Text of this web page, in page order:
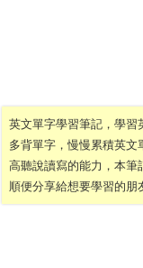
英文單字學習筆記，學習
多背單字，慢慢累積英文
高聽說讀寫的能力，本筆
順便分享給想要學習的朋